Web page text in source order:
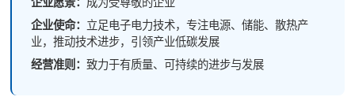
企业使命： 立足电子电力技术，专注电源、储能、散热产
业，推动技术进步，引领产业低碳发展
经营准则： 致力于有质量、可持续的进步与发展